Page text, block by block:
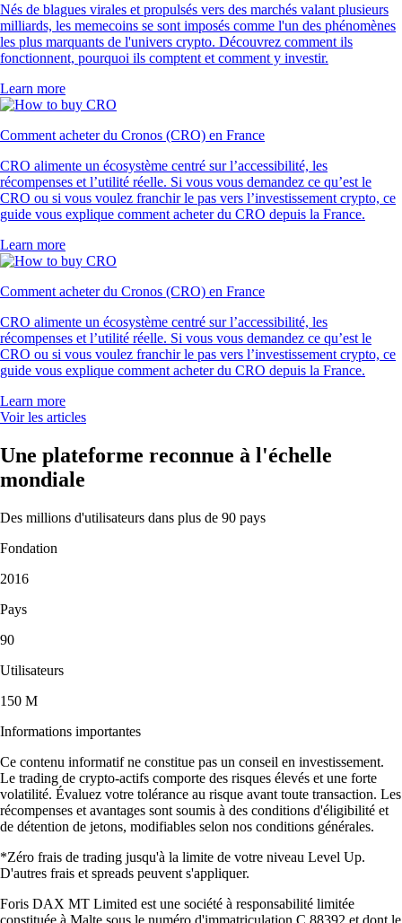
Nés de blagues virales et propulsés vers des marchés valant plusieurs
milliards, les memecoins se sont imposés comme l'un des phénomènes
les plus marquants de l'univers crypto. Découvrez comment ils
fonctionnent, pourquoi ils comptent et comment y investir.
Learn more
Comment acheter du Cronos (CRO) en France
CRO alimente un écosystème centré sur l’accessibilité, les
récompenses et l’utilité réelle. Si vous vous demandez ce qu’est le
CRO ou si vous voulez franchir le pas vers l’investissement crypto, ce
guide vous explique comment acheter du CRO depuis la France.
Learn more
Comment acheter du Cronos (CRO) en France
CRO alimente un écosystème centré sur l’accessibilité, les
récompenses et l’utilité réelle. Si vous vous demandez ce qu’est le
CRO ou si vous voulez franchir le pas vers l’investissement crypto, ce
guide vous explique comment acheter du CRO depuis la France.
Learn more
Voir les articles
Une plateforme reconnue à l'échelle
mondiale
Des millions d'utilisateurs dans plus de 90 pays
Fondation
2016
Pays
90
Utilisateurs
150 M
Informations importantes
Ce contenu informatif ne constitue pas un conseil en investissement.
Le trading de crypto-actifs comporte des risques élevés et une forte
volatilité. Évaluez votre tolérance au risque avant toute transaction. Les
récompenses et avantages sont soumis à des conditions d'éligibilité et
de détention de jetons, modifiables selon nos conditions générales.
*Zéro frais de trading jusqu'à la limite de votre niveau Level Up.
D'autres frais et spreads peuvent s'appliquer.
Foris DAX MT Limited est une société à responsabilité limitée